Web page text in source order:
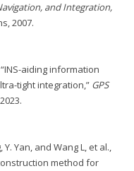
and Integration,
2007.
aiding information
tight integration,” GPS
Y. Yan, and Wang L, et al.,
method for